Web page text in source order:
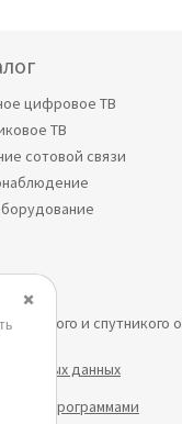
цифровое ТВ
ТВ
сотовой связи
и спутникого
данных
программами
✖️